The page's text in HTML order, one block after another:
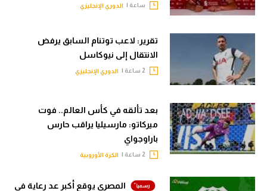
ساعة | الدوري الإنجليزي
تقرير: لاعب توتنام السابق يرفض
الانتقال إلى نيوكاسل
الدوري الإنجليزي
بعد تألقه في كأس العالم.. فوت
ميركاتو: مارسيليا يراقب حارس
باراوجواي
الكرة الأوروبية
المصري يوقع أكبر عد رعاية في